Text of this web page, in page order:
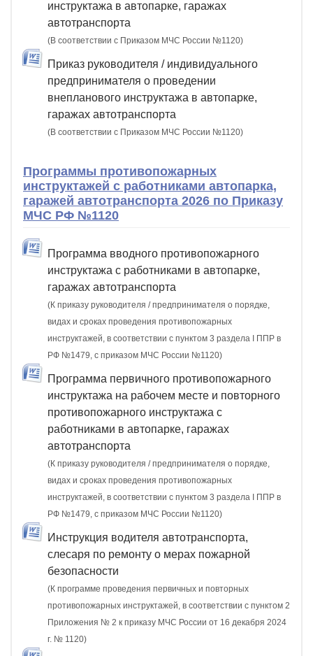
инструктажа в автопарке, гаражах
автотранспорта
(В соответствии с Приказом МЧС России №1120)
Приказ руководителя / индивидуального
предпринимателя о проведении
внепланового инструктажа в автопарке,
гаражах автотранспорта
(В соответствии с Приказом МЧС России №1120)
Программы противопожарных
инструктажей с работниками автопарка,
гаражей автотранспорта 2026 по Приказу
МЧС РФ №1120
Программа вводного противопожарного
инструктажа с работниками в автопарке,
гаражах автотранспорта
(К приказу руководителя / предпринимателя о порядке,
видах и сроках проведения противопожарных
инструктажей, в соответствии с пунктом 3 раздела I ППР в
РФ №1479, с приказом МЧС России №1120)
Программа первичного противопожарного
инструктажа на рабочем месте и повторного
противопожарного инструктажа с
работниками в автопарке, гаражах
автотранспорта
(К приказу руководителя / предпринимателя о порядке,
видах и сроках проведения противопожарных
инструктажей, в соответствии с пунктом 3 раздела I ППР в
РФ №1479, с приказом МЧС России №1120)
Инструкция водителя автотранспорта,
слесаря по ремонту о мерах пожарной
безопасности
(К программе проведения первичных и повторных
противопожарных инструктажей, в соответствии с пунктом 2
Приложения № 2 к приказу МЧС России от 16 декабря 2024
г. № 1120)